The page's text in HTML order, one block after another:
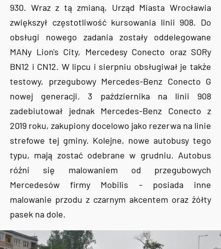
930. Wraz z tą zmianą, Urząd Miasta Wrocławia
zwiększył częstotliwość kursowania linii 908. Do
obsługi nowego zadania zostały oddelegowane
MANy Lion's City, Mercedesy Conecto oraz SORy
BN12 i CN12. W lipcu i sierpniu obsługiwał je także
testowy, przegubowy Mercedes-Benz Conecto G
nowej generacji. 3 października na linii 908
zadebiutował jednak Mercedes-Benz Conecto z
2019 roku, zakupiony docelowo jako rezerwa na linie
strefowe tej gminy. Kolejne, nowe autobusy tego
typu, mają zostać odebrane w grudniu. Autobus
różni się malowaniem od przegubowych
Mercedesów firmy Mobilis - posiada inne
malowanie przodu z czarnym akcentem oraz żółty
pasek na dole.